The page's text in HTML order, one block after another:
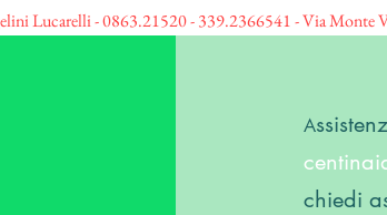
Lucarelli - 0863.21520 - 339.2366541 - Via Monte
A
chiedi